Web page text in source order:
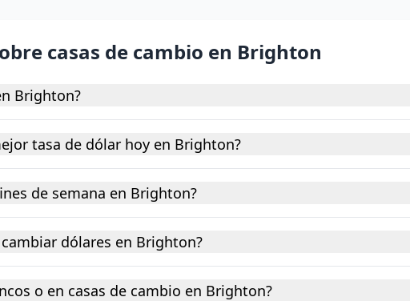
casas de cambio en Brighton
Brighton?
tasa de dólar hoy en Brighton?
de semana en Brighton?
dólares en Brighton?
o en casas de cambio en Brighton?